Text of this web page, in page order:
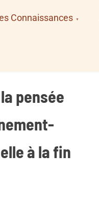
Connaissances
pensée
à la fin